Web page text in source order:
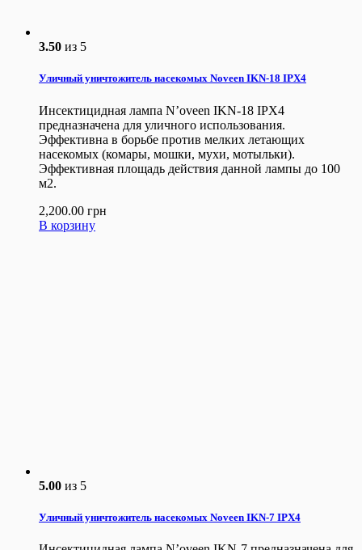
3.50 из 5
Уличный уничтожитель насекомых Noveen IKN-18 IPX4
Инсектицидная лампа N’oveen IKN-18 IPX4
предназначена для уличного использования.
Эффективна в борьбе против мелких летающих
насекомых (комары, мошки, мухи, мотыльки).
Эффективная площадь действия данной лампы до 100
м2.
2,200.00 грн
В корзину
5.00 из 5
Уличный уничтожитель насекомых Noveen IKN-7 IPX4